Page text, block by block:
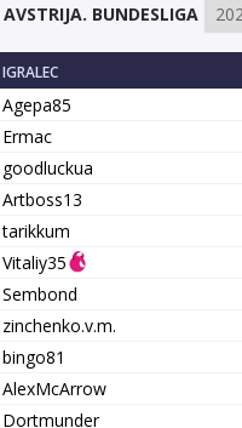
AVSTRIJA. BUNDESLIGA
IGRALEC
Agepa85
Ermac
goodluckua
Artboss13
tarikkum
Vitaliy35
Sembond
zinchenko.v.m.
bingo81
AlexMcArrow
Dortmunder